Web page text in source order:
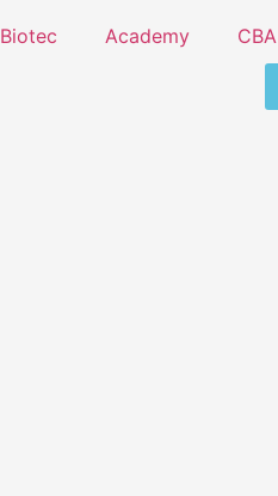
Biotec Academy CBA